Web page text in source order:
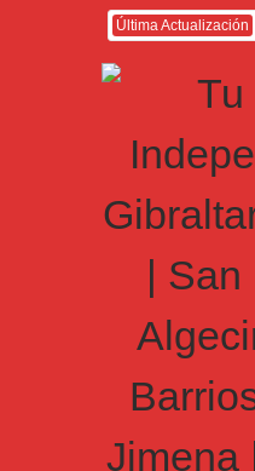
Última Actualización